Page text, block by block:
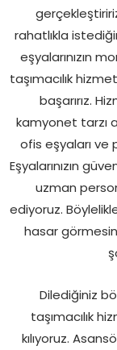
rahatlıkla
eşyalarınızın
taşımacılık
başarırız.
kamyonet tarzı
ofis eşyaları ve
Eşyalarınızın
uzman
ediyoruz.
hasar
Dilediğiniz
taşımacılık
kılıyoruz.